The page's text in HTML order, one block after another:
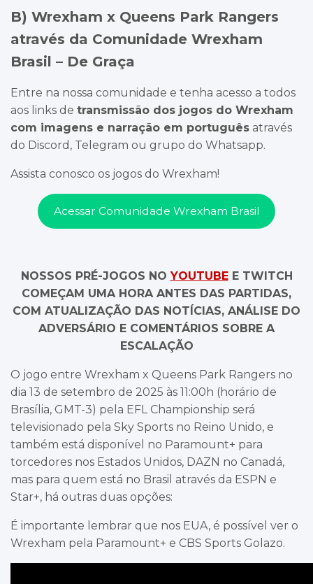
B) Wrexham x Queens Park Rangers
através da Comunidade Wrexham
Brasil – De Graça
Entre na nossa comunidade e tenha acesso a todos
aos links de transmissão dos jogos do Wrexham
com imagens e narração em português através
do Discord, Telegram ou grupo do Whatsapp.
Assista conosco os jogos do Wrexham!
Acessar Comunidade Wrexham Brasil
NOSSOS PRÉ-JOGOS NOYOUTUBEE TWITCH
COMEÇAM UMA HORA ANTES DAS PARTIDAS,
COM ATUALIZAÇÃO DAS NOTÍCIAS, ANÁLISE DO
ADVERSÁRIO E COMENTÁRIOS SOBRE A
ESCALAÇÃO
O jogo entre Wrexham x Queens Park Rangers no
dia 13 de setembro de 2025 às 11:00h (horário de
Brasília, GMT-3) pela EFL Championship será
televisionado pela Sky Sports no Reino Unido, e
também está disponível no Paramount+ para
torcedores nos Estados Unidos, DAZN no Canadá,
mas para quem está no Brasil através da ESPN e
Star+, há outras duas opções:
É importante lembrar que nos EUA, é possível ver o
Wrexham pela Paramount+ e CBS Sports Golazo.